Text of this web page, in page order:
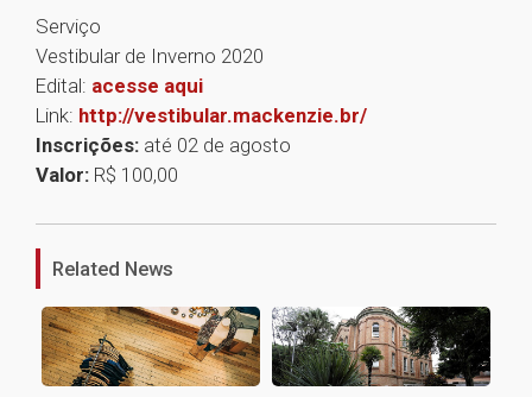
Serviço
Vestibular de Inverno 2020
Edital: acesse aqui
Link: http://vestibular.mackenzie.br/
Inscrições: até 02 de agosto
Valor: R$ 100,00
Related News